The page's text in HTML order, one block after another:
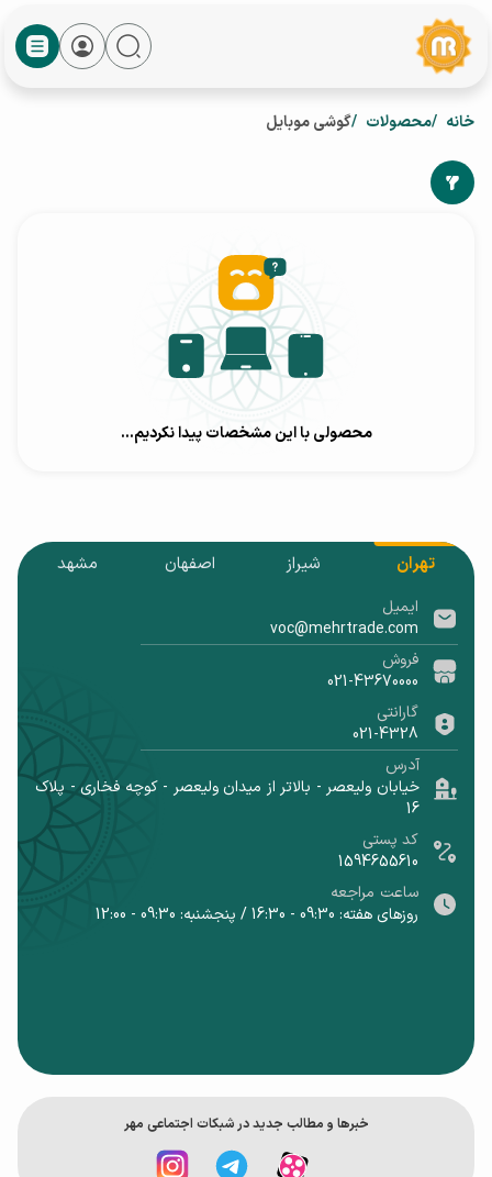
خانه محصولات گوشی موبایل
محصولی با این مشخصات پیدا نکردیم...
تهران شیراز اصفهان مشهد
ایمیل
voc@mehrtrade.com
فروش
021-43670000
گارانتی
021-4328
آدرس
خیابان ولیعصر - بالاتر از میدان ولیعصر - کوچه فخاری - پلاک
16
کد پستی
1594655610
ساعت مراجعه
روزهای هفته: 09:30 - 16:30 / پنجشنبه: 09:30 - 12:00
خبر‌ها و مطالب جدید در شبکات اجتماعی مهر